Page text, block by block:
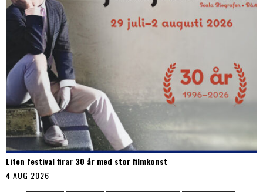
Liten festival firar 30 år med stor filmkonst
4 AUG 2026